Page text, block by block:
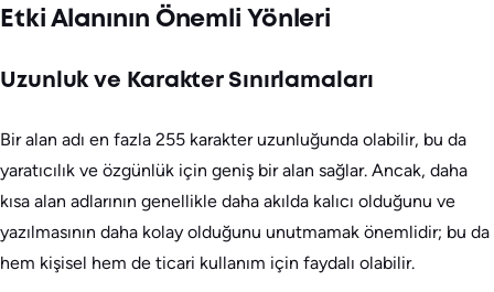
Etki Alanının Önemli Yönleri
Uzunluk ve Karakter Sınırlamaları
Bir alan adı en fazla 255 karakter uzunluğunda olabilir, bu da
yaratıcılık ve özgünlük için geniş bir alan sağlar. Ancak, daha
kısa alan adlarının genellikle daha akılda kalıcı olduğunu ve
yazılmasının daha kolay olduğunu unutmamak önemlidir; bu da
hem kişisel hem de ticari kullanım için faydalı olabilir.